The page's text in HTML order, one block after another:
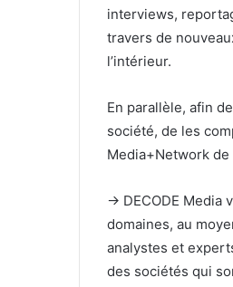
interviews,
travers de
l’intérieur.
En parallèle, afin
société, de les
Media+Network
-> DECODE
domaines, au
analystes et
des sociétés qui